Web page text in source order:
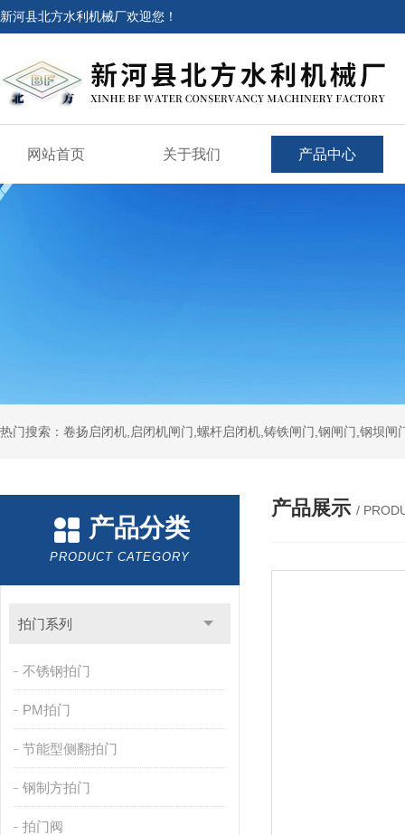
新河县北方水利机械厂欢迎您！
网站首页 关于我们 产品中心
热门搜索：卷扬启闭机,启闭机闸门,螺杆启闭机,铸铁闸门,钢闸门,钢坝
产品分类
PRODUCT CATEGORY
拍门系列
不锈钢拍门
PM拍门
节能型侧翻拍门
钢制方拍门
拍门阀
产品展示 /